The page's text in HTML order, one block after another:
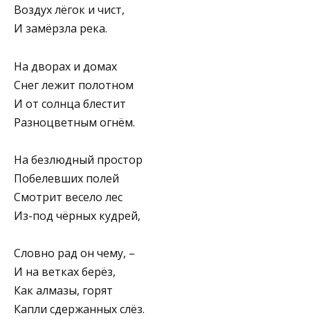
Воздух лёгок и чист,
И замёрзла река.
На дворах и домах
Снег лежит полотном
И от солнца блестит
Разноцветным огнём.
На безлюдный простор
Побелевших полей
Смотрит весело лес
Из-под чёрных кудрей,
Словно рад он чему, –
И на ветках берёз,
Как алмазы, горят
Капли сдержанных слёз.